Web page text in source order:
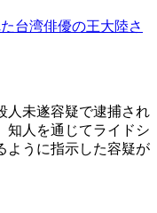
台湾俳優の王大陸さ
人未遂容疑で逮捕され
知人を通じてライドシ
ように指示した容疑が